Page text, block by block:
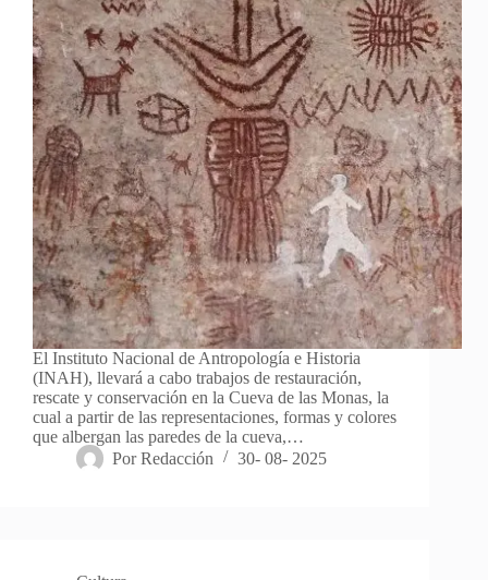
El Instituto Nacional de Antropología e Historia
(INAH), llevará a cabo trabajos de restauración,
rescate y conservación en la Cueva de las Monas, la
cual a partir de las representaciones, formas y colores
que albergan las paredes de la cueva,…
Por Redacción 30- 08- 2025